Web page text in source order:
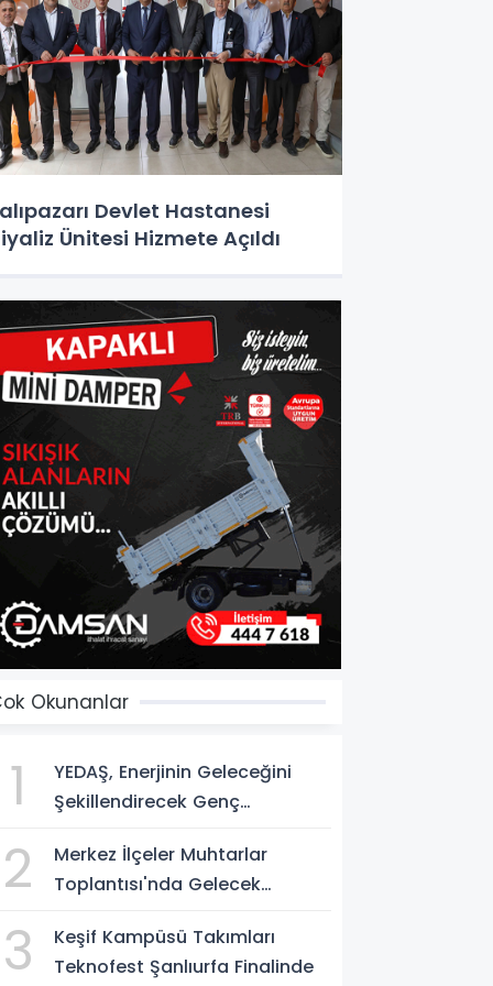
Devlet Hastanesi
Ünitesi Hizmete Açıldı
Okunanlar
1
YEDAŞ, Enerjinin Geleceğini
Şekillendirecek Genç
2
Merkez İlçeler Muhtarlar
Toplantısı'nda Gelecek
3
Keşif Kampüsü Takımları
Teknofest Şanlıurfa Finalinde